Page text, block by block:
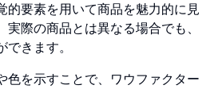
的要素を用いて商品を魅力的に見
際の商品とは異なる場合でも、
きます。
色を示すことで、ワウフ​​ァクター